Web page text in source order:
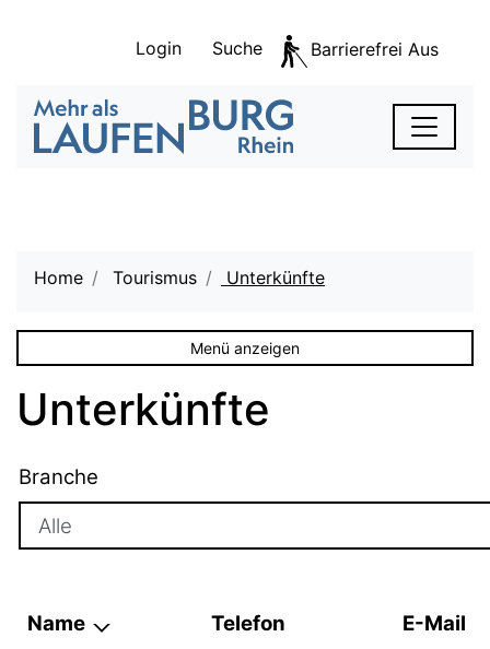
Direkt zum Stichwortverzeichnis
KopfzeileLogin Suche Barrierefrei Aus
Hauptnavigation
zur Startseite Laufenburg
Home Tourismus Unterkünfte
Menü anzeigen
Unterkünfte
Branche
Name Telefon E-Mail